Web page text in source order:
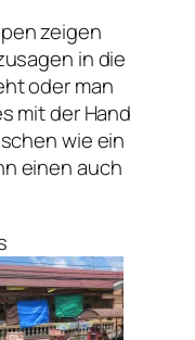
zeigen
in die
oder man
mit der Hand
wie ein
einen auch